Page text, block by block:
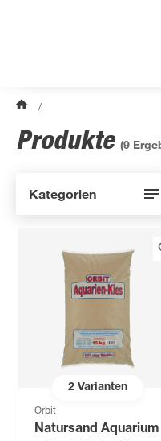
/
Produkte (9
Kategorien
2Varianten
Orbit
Natursand Aquarium